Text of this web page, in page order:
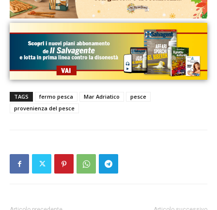
TAGS fermo pesca Mar Adriatico
pesce
provenienza del pesce